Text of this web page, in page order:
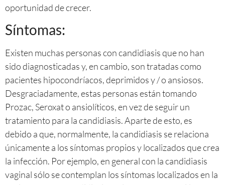
oportunidad de crecer.
Síntomas:
Existen muchas personas con candidiasis que no han
sido diagnosticadas y, en cambio, son tratadas como
pacientes hipocondríacos, deprimidos y / o ansiosos.
Desgraciadamente, estas personas están tomando
Prozac, Seroxat o ansiolíticos, en vez de seguir un
tratamiento para la candidiasis. Aparte de esto, es
debido a que, normalmente, la candidiasis se relaciona
únicamente a los síntomas propios y localizados que crea
la infección. Por ejemplo, en general con la candidiasis
vaginal sólo se contemplan los síntomas localizados en la